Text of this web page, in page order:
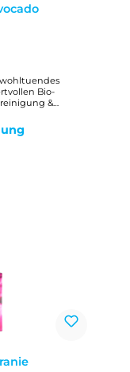
Bio-
&
Bio-
mit Bio-